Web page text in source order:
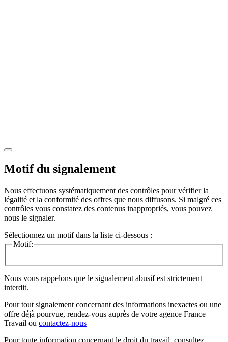
Motif du signalement
Nous effectuons systématiquement des contrôles pour vérifier la
légalité et la conformité des offres que nous diffusons. Si malgré ces
contrôles vous constatez des contenus inappropriés, vous pouvez
nous le signaler.
Sélectionnez un motif dans la liste ci-dessous :
Motif:
Nous vous rappelons que le signalement abusif est strictement
interdit.
Pour tout signalement concernant des informations inexactes ou une
offre déjà pourvue, rendez-vous auprès de votre agence France
Travail ou contactez-nous